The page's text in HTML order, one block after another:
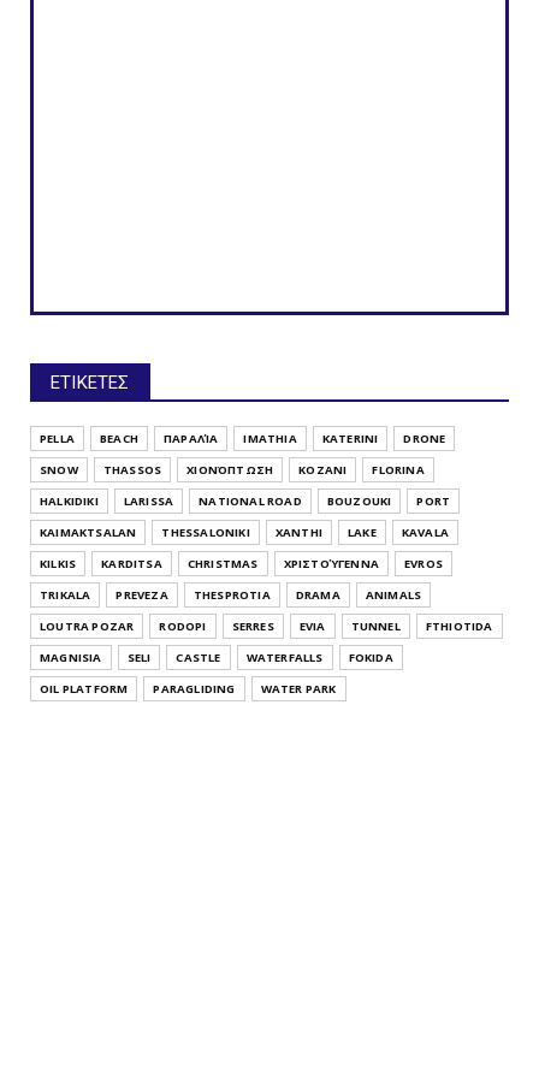
ΕΤΙΚΕΤΕΣ
PELLA BEACH ΠΑΡΑΛΊΑ IMATHIA KATERINI
DRONE
SNOW
THASSOS ΧΙΟΝΌΠΤΩΣΗ KOZANI
FLORINA
HALKIDIKI
LARISSA NATIONAL ROAD BOUZOUKI
PORT
KAIMAKTSALAN
THESSALONIKI XANTHI LAKE
KAVALA
KILKIS
KARDITSA CHRISTMAS ΧΡΙΣΤΟΎΓΕΝΝΑ
EVROS
TRIKALA
PREVEZA THESPROTIA DRAMA
ANIMALS
LOUTRA POZAR
RODOPI SERRES EVIA TUNNEL
FTHIOTIDA
MAGNISIA
SELI CASTLE WATERFALLS
FOKIDA
OIL PLATFORM
PARAGLIDING WATER PARK